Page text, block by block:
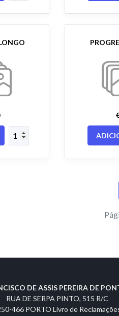
DE ASSIS PEREIRA DE
RUA DE SERPA PINTO, 515 R/C
466 PORTO Livro de